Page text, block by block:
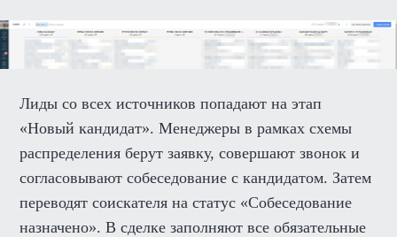
Лиды со всех источников попадают на этап
«Новый кандидат». Менеджеры в рамках схемы
распределения берут заявку, совершают звонок и
согласовывают собеседование с кандидатом. Затем
переводят соискателя на статус «Собеседование
назначено». В сделке заполняют все обязательные